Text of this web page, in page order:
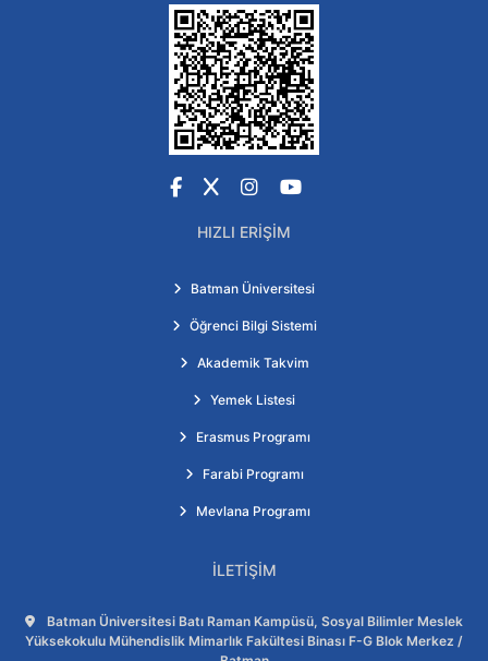
Facebook
X Instagram
YouTube
HIZLI ERIŞIM
Batman Üniversitesi
Öğrenci Bilgi Sistemi
Akademik Takvim
Yemek Listesi
Erasmus Programı
Farabi Programı
Mevlana Programı
İLETIŞIM
Adres:
Batman Üniversitesi Batı Raman Kampüsü, Sosyal Bilimler Meslek
Yüksekokulu Mühendislik Mimarlık Fakültesi Binası F-G Blok Merkez /